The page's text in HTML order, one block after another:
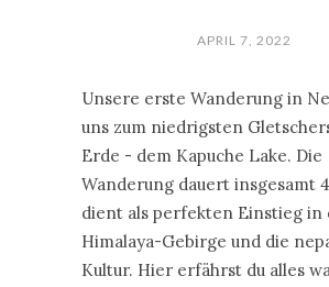
APRIL 7, 2022
Unsere erste Wanderung in
uns zum niedrigsten
Erde - dem Kapuche Lake. Die
Wanderung dauert insgesamt
dient als perfekten Einstieg in
Himalaya-Gebirge und die
Kultur. Hier erfährst du alles